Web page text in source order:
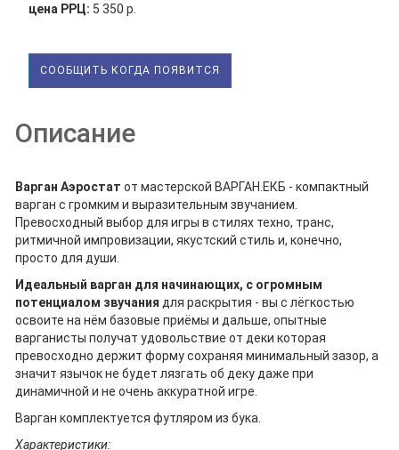
цена РРЦ: 5 350 р.
СООБЩИТЬ КОГДА ПОЯВИТСЯ
Описание
Варган Аэростат от мастерской ВАРГАН.ЕКБ - компактный
варган с громким и выразительным звучанием.
Превосходный выбор для игры в стилях техно, транс,
ритмичной импровизации, якустский стиль и, конечно,
просто для души.
Идеальный варган для начинающих, c огромным
потенциалом звучания для раскрытия - вы с лёгкостью
освоите на нём базовые приёмы и дальше, опытные
варганисты получат удовольствие от деки которая
превосходно держит форму сохраняя минимальный зазор, а
значит язычок не будет лязгать об деку даже при
динамичной и не очень аккуратной игре.
Варган комплектуется футляром из бука.
Характеристики: